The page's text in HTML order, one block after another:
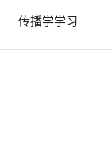
传播学学习